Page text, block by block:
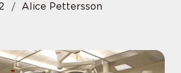
Alice Pettersson